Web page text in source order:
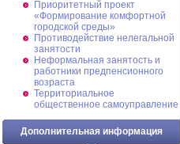
Приоритетный проект
«Формирование комфортной
городской среды»
Противодействие нелегальной
занятости
Неформальная занятость и
работники предпенсионного
возраста
Территориальное
общественное самоуправление
Дополнительная информация